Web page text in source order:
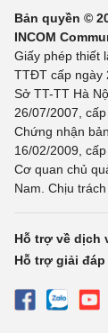
Bản quyền ©
INCOM
Giấy phép thiết
TTĐT cấp ngày
Sở TT-TT Hà
26/07/2007,
Chứng nhận
16/02/2009,
Cơ quan chủ
Nam. Chịu
Hỗ trợ về dịch
Hỗ trợ giải